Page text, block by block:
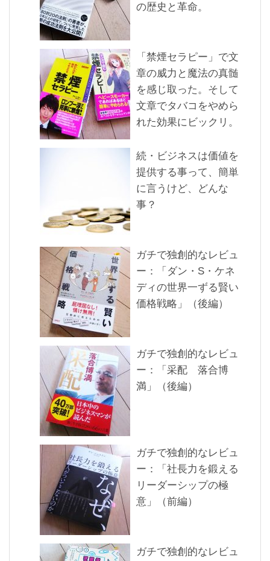
の歴史と革命。
「禁煙セラピー」で文
章の威力と魔法の真髄
を感じ取った。そして
文章でタバコをやめら
れた効果にビックリ。
続・ビジネスは価値を
提供する事って、簡単
に言うけど、どんな
事？
ガチで独創的なレビュ
ー：「ダン・S・ケネ
ディの世界一ずる賢い
価格戦略」（後編）
ガチで独創的なレビュ
ー：「采配 落合博
満」（後編）
ガチで独創的なレビュ
ー：「社長力を鍛える
リーダーシップの極
意」（前編）
ガチで独創的なレビュ